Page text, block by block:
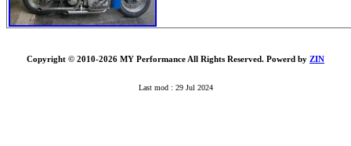
Copyright © 2010-2026 MY Performance All Rights Reserved. Powerd by ZIN
Last mod : 29 Jul 2024